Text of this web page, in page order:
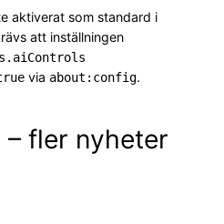
aktiverat som standard i
att inställningen
via about:config.
– fler nyheter